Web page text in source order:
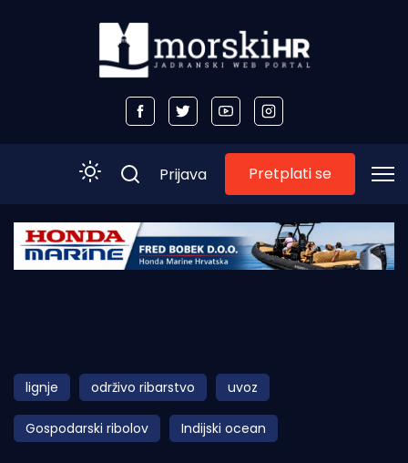
Početna
Obala
Otoci
Turizam i nautika
Prijava Pretplati se
lignje održivo ribarstvo uvoz
Gospodarski ribolov Indijski ocean